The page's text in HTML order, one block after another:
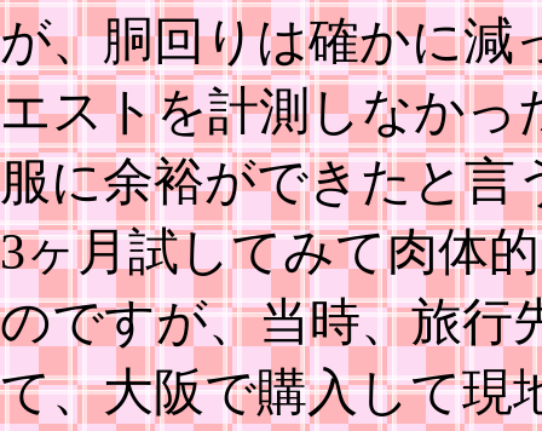
が、胴回りは確かに減
エストを計測しなかっ
服に余裕ができたと言
3ヶ月試してみて肉体
のですが、当時、旅行
て、大阪で購入して現